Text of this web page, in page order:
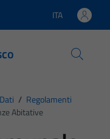
Lingua attiva:
ITA
/ Regolamenti
Abitative